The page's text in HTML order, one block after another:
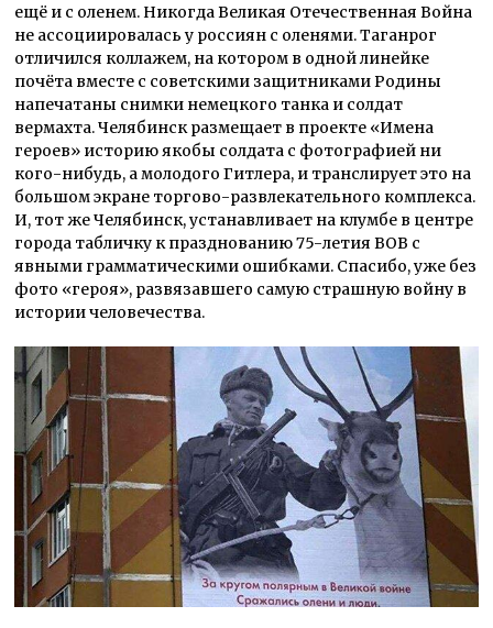
ещё и с оленем. Никогда Великая Отечественная Война
не ассоциировалась у россиян с оленями. Таганрог
отличился коллажем, на котором в одной линейке
почёта вместе с советскими защитниками Родины
напечатаны снимки немецкого танка и солдат
вермахта. Челябинск размещает в проекте «Имена
героев» историю якобы солдата с фотографией ни
кого-нибудь, а молодого Гитлера, и транслирует это на
большом экране торгово-развлекательного комплекса.
И, тот же Челябинск, устанавливает на клумбе в центре
города табличку к празднованию 75-летия ВОВ с
явными грамматическими ошибками. Спасибо, уже без
фото «героя», развязавшего самую страшную войну в
истории человечества.